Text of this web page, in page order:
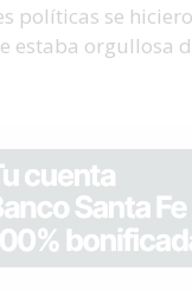
políticas se
estaba orgullosa